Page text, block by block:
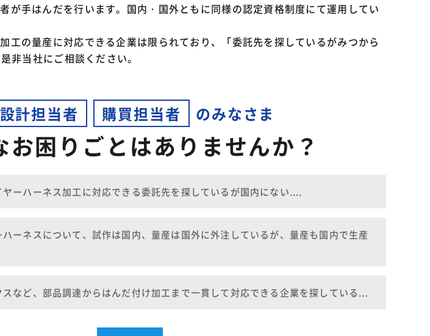
が手はんだを行います。国内・国外ともに同様の認定資格制度にて運用してい
工の量産に対応できる企業は限られており、「委託先を探しているがみつから
非当社にご相談ください。
設計担当者 購買担当者 のみなさま
お困りごとはありませんか？
ーハーネス加工に対応できる委託先を探しているが国内にない....
ーネスについて、試作は国内、量産は国外に外注しているが、量産も国内で生産
など、部品調達からはんだ付け加工まで一貫して対応できる企業を探している...